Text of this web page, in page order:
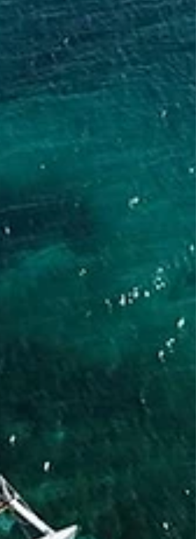
Seeverkehrszonen in Guna Yala herausgegeben. Diese
Bekanntmachung ist eine vorbeugende
Sicherheitsmaßnahme , die zu